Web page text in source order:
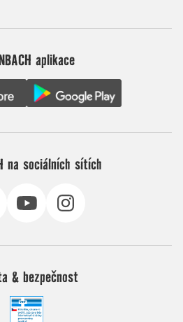
aplikace
na sociálních sítích
& bezpečnost